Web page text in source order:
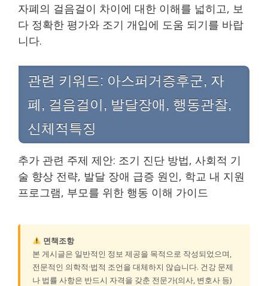
자폐의 걸음걸이 차이에 대한 이해를 넓히고, 보
다 정확한 평가와 조기 개입에 도움 되기를 바랍
니다.
관련 키워드: 아스퍼거증후군, 자
폐, 걸음걸이, 발달장애, 행동관찰,
신체적특징
추가 관련 주제 제안: 조기 진단 방법, 사회적 기
술 향상 전략, 발달 장애 급증 원인, 학교 내 지원
프로그램, 부모를 위한 행동 이해 가이드
면책조항
본 게시글은 일반적인 정보 제공을 목적으로 작성되었으며,
전문적인 의학적·법적 조언을 대체하지 않습니다. 건강 문제
나 법률 사항은 반드시 자격을 갖춘 전문가(의사, 변호사 등)